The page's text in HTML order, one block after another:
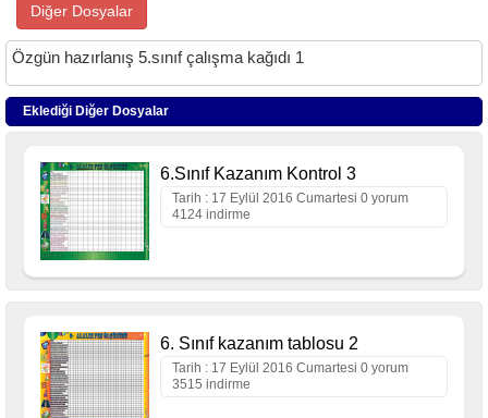
Diğer Dosyalar
Özgün hazırlanış 5.sınıf çalışma kağıdı 1
Eklediği Diğer Dosyalar
6.Sınıf Kazanım Kontrol 3
Tarih : 17 Eylül 2016 Cumartesi 0 yorum
4124 indirme
6. Sınıf kazanım tablosu 2
Tarih : 17 Eylül 2016 Cumartesi 0 yorum
3515 indirme